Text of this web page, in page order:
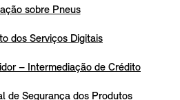
sobre Pneus
dos Serviços Digitais
– Intermediação de Crédito
de Segurança dos Produtos